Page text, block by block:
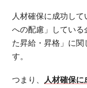
人材確保に成功し
への配慮」している
た昇給・昇格」に
す。
つまり、 人材確保